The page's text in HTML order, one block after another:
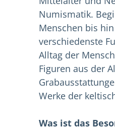
Numismatik.
Menschen bis
verschiedenste
Alltag der
Figuren aus der
Werke der
Was ist das